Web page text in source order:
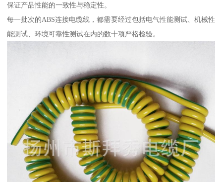
保证产品性能的一致性与稳定性。
每一批次的ABS连接电缆线，都需要经过包括电气性能测试、机械性
能测试、环境可靠性测试在内的数十项严格检验。